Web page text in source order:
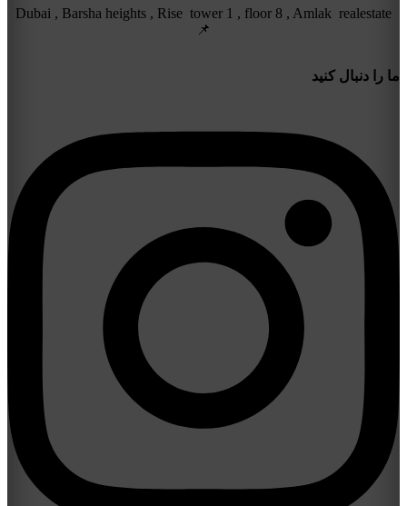
Dubai , Barsha heights , Rise tower 1 , floor 8 , Amlak realestate
📌
ما را دنبال کنید